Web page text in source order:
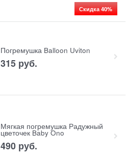
Скидка 40%
Погремушка Balloon Uviton
315 руб.
Мягкая погремушка Радужный
цветочек Baby Ono
490 руб.